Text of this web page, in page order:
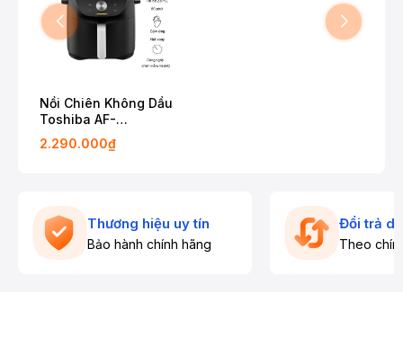
Nồi Chiên Không Dầu
Toshiba AF-
74CS1SRVN(H)
2.290.000₫
Thương hiệu uy tín
Bảo hành chính hãng
Đổi trả
Theo